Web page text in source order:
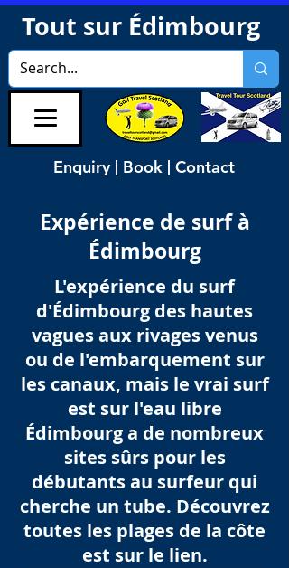
Tout sur Édimbourg
Enquiry | Book | Contact
Expérience de surf à
Édimbourg
L'expérience du surf
d'Édimbourg des hautes
vagues aux rivages venus
ou de l'embarquement sur
les canaux, mais le vrai surf
est sur l'eau libre
Édimbourg a de nombreux
sites sûrs pour les
débutants au surfeur qui
cherche un tube. Découvrez
toutes les plages de la côte
est sur le lien.